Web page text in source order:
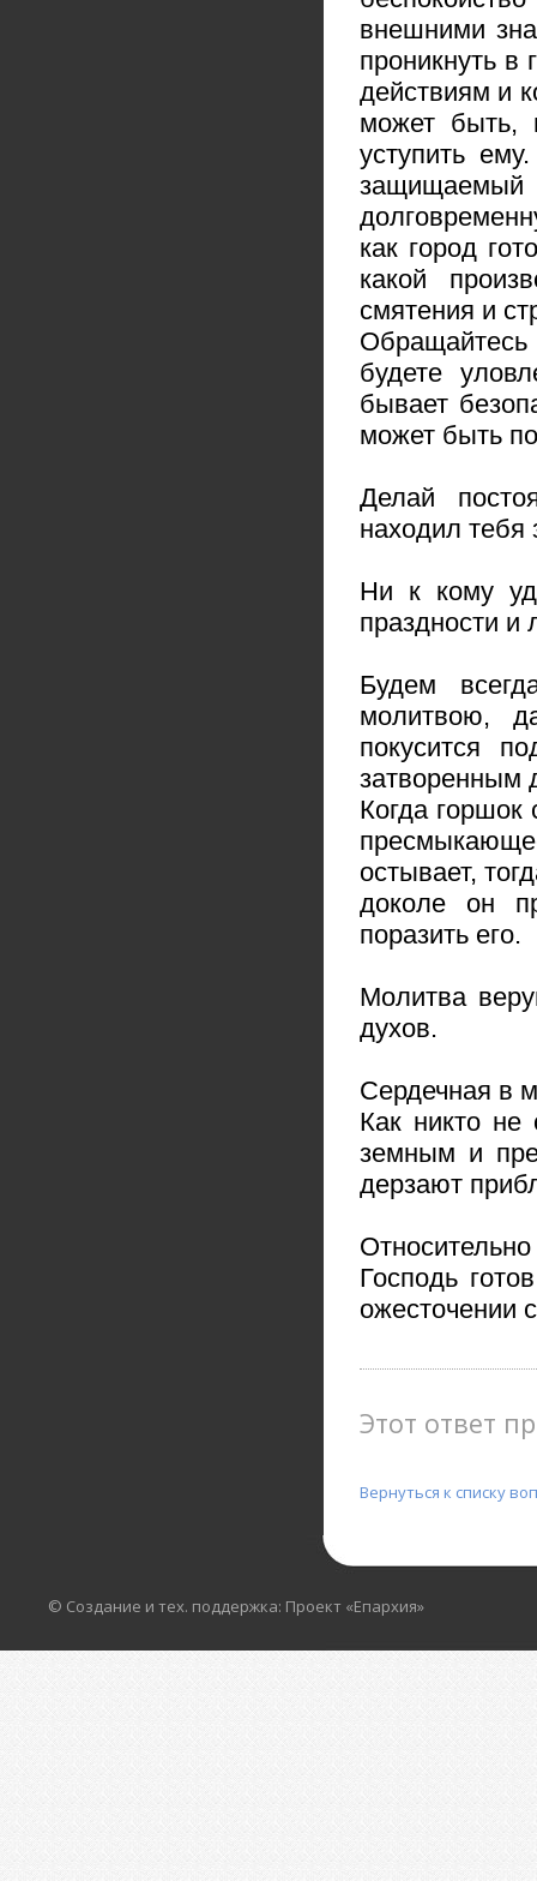
внешними
проникнуть в
действиям и
может быть,
уступить
как город
какой
смятения и
будете
бывает
может быть
Делай
находил тебя
Ни к кому
праздности и
Будем
молитвою,
покусится
затворенным
Когда горшок
остывает,
доколе он
поразить его.
Молитва
духов.
Сердечная в
Как никто не
земным и
дерзают
Господь
ожесточении
Этот ответ
Вернуться к списку
© Создание и тех. поддержка: Проект «Епархия»